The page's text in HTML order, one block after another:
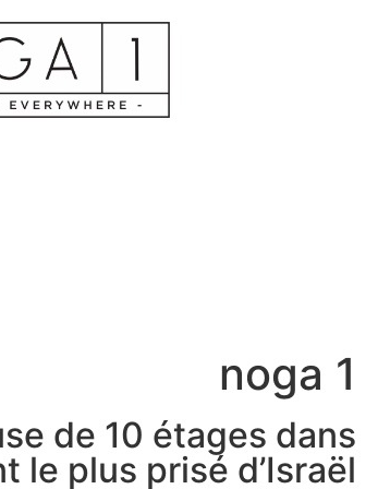
noga 1
de 10 étages dans
le plus prisé d’Israël